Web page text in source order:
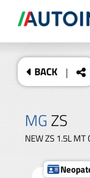
BACK |
MG ZS
NEW ZS 1.5L